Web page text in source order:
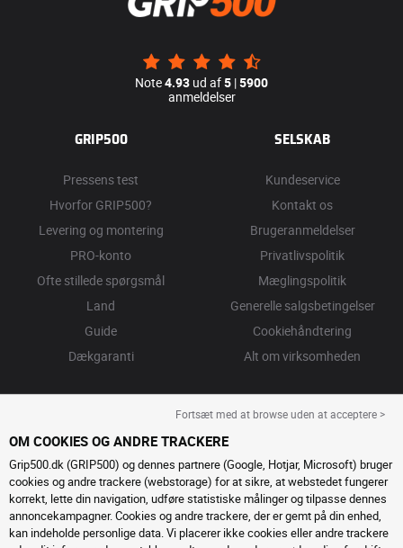
Note4.93 ud af5 |5900
anmeldelser
GRIP500
Pressens test
Hvorfor GRIP500?
Levering og montering
PRO-konto
Ofte stillede spørgsmål
Land
Guide
Dækgaranti
SELSKAB
Kundeservice
Kontakt os
Brugeranmeldelser
Privatlivspolitik
Mæglingspolitik
Generelle salgsbetingelser
Cookiehåndtering
Alt om virksomheden
Fortsæt med at browse uden at acceptere >
OM COOKIES OG ANDRE TRACKERE
Grip500.dk (GRIP500) og dennes partnere (Google, Hotjar, Microsoft) bruger
cookies og andre trackere (webstorage) for at sikre, at webstedet fungerer
korrekt, lette din navigation, udføre statistiske målinger og tilpasse dennes
annoncekampagner. Cookies og andre trackere, der er gemt på din enhed,
kan indeholde personlige data. Vi placerer ikke cookies eller andre trackere